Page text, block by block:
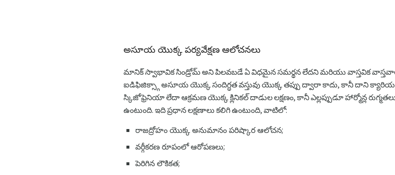
అసూయ యొక్క పర్యవేక్షణ ఆలోచనలు
మానిక్ స్వాభావిక సిండ్రోమ్ అని పిలవబడే ఏ విధమైన సమర్థన లేదని మరియు వాస్తవిక
ఐడిఫిజిక్స్గా అసూయ యొక్క సందిగ్ధత వస్తువు యొక్క తప్పు ద్వారా కాదు, కానీ దాని
స్కిజోఫ్రెనియా లేదా ఆక్రమణ యొక్క క్లినికల్ దాడుల లక్షణం, కానీ ఎల్లప్పుడూ హార్మోన్ల
ఉంటుంది. ఇది ప్రధాన లక్షణాలు కలిగి ఉంటుంది, వాటిలో:
రాజద్రోహం యొక్క అనుమానం పరిష్కార ఆలోచన;
వర్గీకరణ రూపంలో ఆరోపణలు;
పెరిగిన లౌకికత;